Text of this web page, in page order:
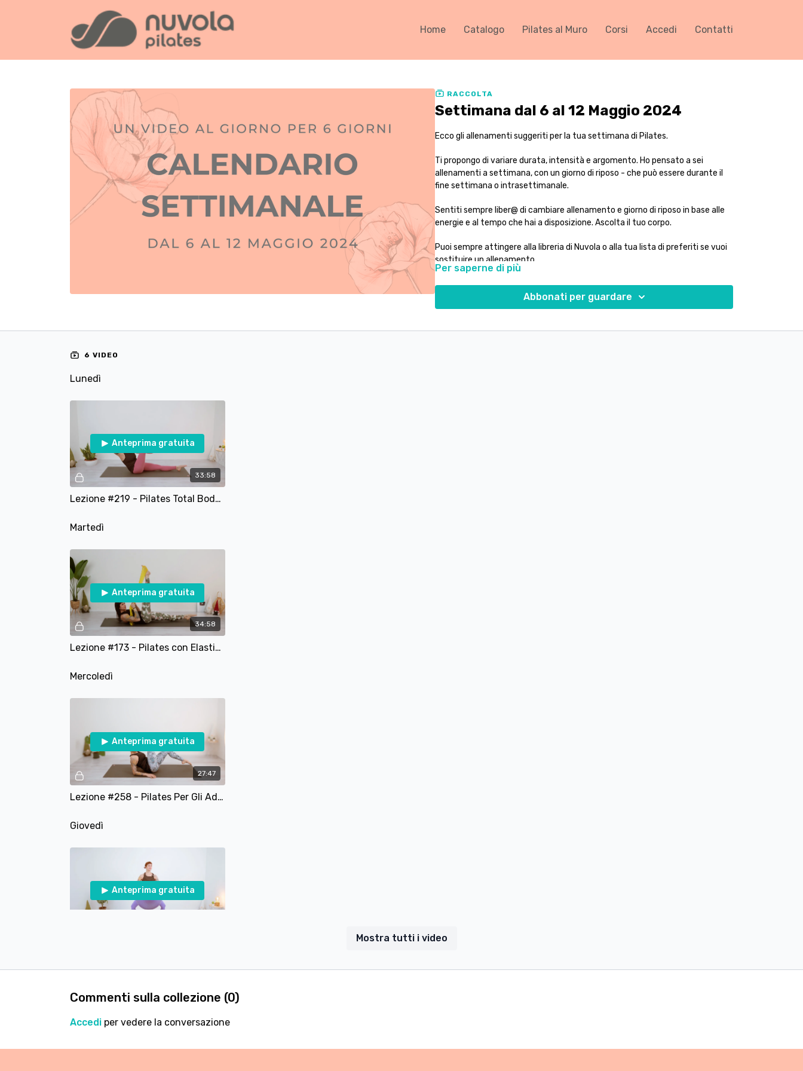
Home Catalogo Pilates al Muro Corsi Accedi Contatti
RACCOLTA
Settimana dal 6 al 12 Maggio 2024
Ecco gli allenamenti suggeriti per la tua settimana di Pilates.
Ti propongo di variare durata, intensità e argomento. Ho pensato a sei
allenamenti a settimana, con un giorno di riposo - che può essere durante il
fine settimana o intrasettimanale.
Sentiti sempre liber@ di cambiare allenamento e giorno di riposo in base alle
energie e al tempo che hai a disposizione. Ascolta il tuo corpo.
Puoi sempre attingere alla libreria di Nuvola o alla tua lista di preferiti se vuoi
sostituire un allenamento.
Spero che questa guida possa motivarti ad essere costante nella tua pratica,
e rendere il tuo percorso divertente, vario e pieno di soddisfazioni.
Per saperne di più
Abbonati per guardare
6 VIDEO
Mostra tutti i video
Lunedì
33:58
Anteprima gratuita
Lezione #219 - Pilates Total Body - Mobilità e Controllo
Martedì
34:58
Anteprima gratuita
Lezione #173 - Pilates con Elastico - Total Body
Mercoledì
27:47
Anteprima gratuita
Lezione #258 - Pilates Per Gli Addominali
Giovedì
Anteprima gratuita
Commenti sulla collezione (0)
Accedi per vedere la conversazione